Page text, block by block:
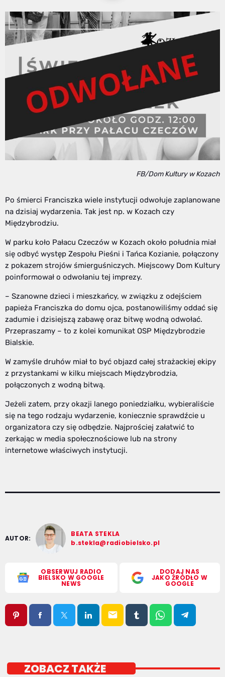
FB/Dom Kultury w Kozach
Po śmierci Franciszka wiele instytucji odwołuje zaplanowane
na dzisiaj wydarzenia. Tak jest np. w Kozach czy
Międzybrodziu.
W parku koło Pałacu Czeczów w Kozach około południa miał
się odbyć występ Zespołu Pieśni i Tańca Kozianie, połączony
z pokazem strojów śmierguśniczych. Miejscowy Dom Kultury
poinformował o odwołaniu tej imprezy.
– Szanowne dzieci i mieszkańcy, w związku z odejściem
papieża Franciszka do domu ojca, postanowiliśmy oddać się
zadumie i dzisiejszą zabawę oraz bitwę wodną odwołać.
Przepraszamy – to z kolei komunikat OSP Międzybrodzie
Bialskie.
W zamyśle druhów miał to być objazd całej strażackiej ekipy
z przystankami w kilku miejscach Międzybrodzia,
połączonych z wodną bitwą.
Jeżeli zatem, przy okazji lanego poniedziałku, wybieraliście
się na tego rodzaju wydarzenie, koniecznie sprawdźcie u
organizatora czy się odbędzie. Najprościej załatwić to
zerkając w media społecznościowe lub na strony
internetowe właściwych instytucji.
AUTOR:
BEATA STEKLA
b.stekla@radiobielsko.pl
OBSERWUJ RADIO
BIELSKO W GOOGLE
NEWS
DODAJ NAS
JAKO ŹRÓDŁO W
GOOGLE
email
ZOBACZ TAKŻE